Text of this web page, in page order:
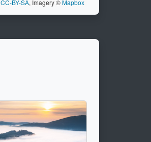
CC-BY-SA, Imagery ©Mapbox